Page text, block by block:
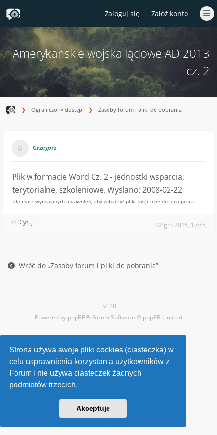
Strona używa swoje pliki cookies (ciasteczka) w
celu usprawnienia korzystania użytkowników z
Forum i nie używa ciasteczek żadnych
podmiotów trzecich.
Akceptuję
Zaloguj się Załóż konto
Amerykańskie wojska lądowe AD 2013
cz. 2
Ograniczony dostęp Zasoby forum i pliki do pobrania
Grzegorz
Plik w formacie Word Cz. 2 - jednostki wsparcia,
terytorialne, szkoleniowe. Wysłano: 2008-02-22
Nie masz wymaganych uprawnień, aby zobaczyć pliki załączone do tego posta.
Cytuj 02 gru 2015, 17:45
Wróć do „Zasoby forum i pliki do pobrania”
v118
Powered by phpBB® Forum Software © phpBB Limited